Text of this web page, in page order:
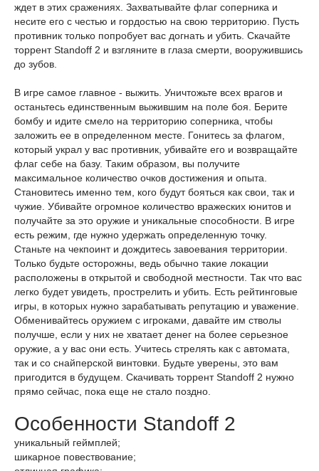
ждет в этих сражениях. Захватывайте флаг соперника и
несите его с честью и гордостью на свою территорию. Пусть
противник только попробует вас догнать и убить. Скачайте
торрент Standoff 2 и взгляните в глаза смерти, вооружившись
до зубов.
В игре самое главное - выжить. Уничтожьте всех врагов и
останьтесь единственным выжившим на поле боя. Берите
бомбу и идите смело на территорию соперника, чтобы
заложить ее в определенном месте. Гонитесь за флагом,
который украл у вас противник, убивайте его и возвращайте
флаг себе на базу. Таким образом, вы получите
максимальное количество очков достижения и опыта.
Становитесь именно тем, кого будут бояться как свои, так и
чужие. Убивайте огромное количество вражеских юнитов и
получайте за это оружие и уникальные способности. В игре
есть режим, где нужно удержать определенную точку.
Станьте на чекпоинт и дождитесь завоевания территории.
Только будьте осторожны, ведь обычно такие локации
расположены в открытой и свободной местности. Так что вас
легко будет увидеть, прострелить и убить. Есть рейтинговые
игры, в которых нужно зарабатывать репутацию и уважение.
Обменивайтесь оружием с игроками, давайте им стволы
получше, если у них не хватает денег на более серьезное
оружие, а у вас они есть. Учитесь стрелять как с автомата,
так и со снайперской винтовки. Будьте уверены, это вам
пригодится в будущем. Скачивать торрент Standoff 2 нужно
прямо сейчас, пока еще не стало поздно.
Особенности Standoff 2
уникальный геймплей;
шикарное повествование;